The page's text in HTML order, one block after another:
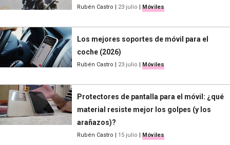
Rubén Castro | 23 julio | Móviles
Los mejores soportes de móvil para el
coche (2026)
Rubén Castro | 23 julio | Móviles
Protectores de pantalla para el móvil: ¿qué
material resiste mejor los golpes (y los
arañazos)?
Rubén Castro | 15 julio | Móviles